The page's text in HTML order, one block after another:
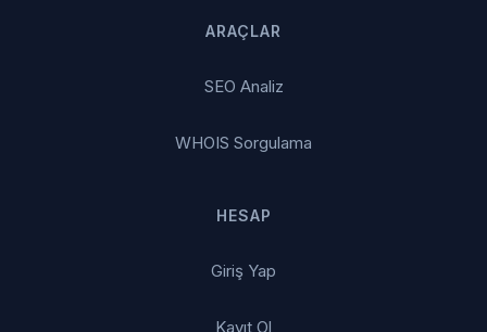
ARAÇLAR
SEO Analiz
WHOIS Sorgulama
HESAP
Giriş Yap
Kayıt Ol